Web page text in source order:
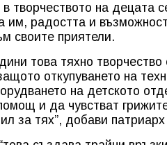
творчеството на децата
им, радостта и
своите приятели.
това тяхно
откупуването на
на детското
и да чувстват
за тях”, добави